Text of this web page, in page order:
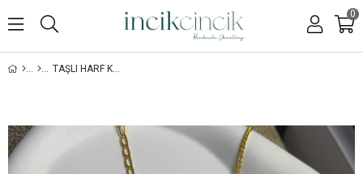
0
TAŞLI HARF KOLYE-925 AYAR GÜMÜŞ